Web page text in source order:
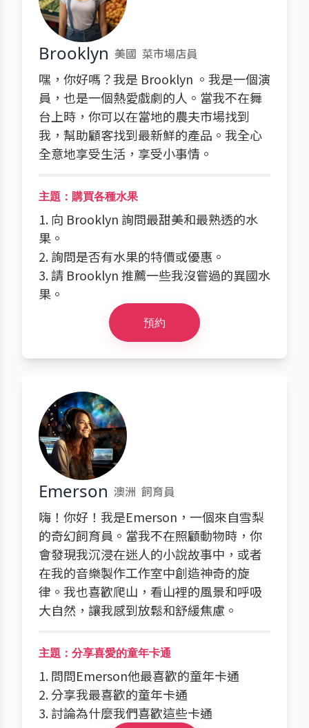
Brooklyn 美國 菜市場店員
嘿，你好嗎？我是 Brooklyn 。我是一個演
員，也是一個熱愛戲劇的人。當我不在舞
台上時，你可以在當地的農夫市場找到
我，幫助顧客找到最新鮮的產品。我全心
全意地享受生活，享受小事情。
主題：購買各種水果
1. 向 Brooklyn 詢問最甜美和最熟透的水
果。
2. 詢問是否有水果的特價或優惠。
3. 請 Brooklyn 推薦一些我沒嘗過的異國水
果。
預約
Emerson 澳洲 飼育員
嗨！你好！我是Emerson，一個來自雪梨
的奇幻飼育員。當我不在照顧動物時，你
會發現我沉浸在迷人的小說故事中，或者
在我的音樂製作工作室中創造神奇的旋
律。我也喜歡爬山，看山裡的風景和呼吸
大自然，讓我感到放鬆和舒緩焦慮。
主題：分享喜愛的童年卡通
1. 問問Emerson他最喜歡的童年卡通
2. 分享我最喜歡的童年卡通
3. 討論為什麼我們喜歡這些卡通